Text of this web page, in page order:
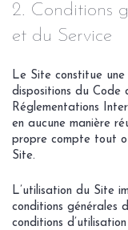
2. Conditions
et du Service
Le Site constitue
dispositions du
Réglementations
en aucune manière
propre compte tout
Site.
L’utilisation du Site
conditions générales
conditions